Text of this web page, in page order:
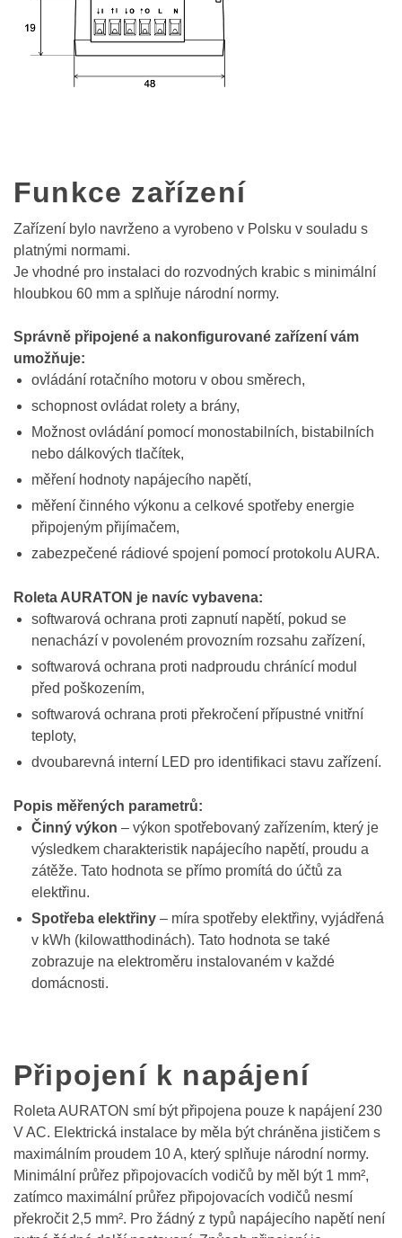
Funkce zařízení
Zařízení bylo navrženo a vyrobeno v Polsku v souladu s
platnými normami.
Je vhodné pro instalaci do rozvodných krabic s minimální
hloubkou 60 mm a splňuje národní normy.
Správně připojené a nakonfigurované zařízení vám
umožňuje:
ovládání rotačního motoru v obou směrech,
schopnost ovládat rolety a brány,
Možnost ovládání pomocí monostabilních, bistabilních
nebo dálkových tlačítek,
měření hodnoty napájecího napětí,
měření činného výkonu a celkové spotřeby energie
připojeným přijímačem,
zabezpečené rádiové spojení pomocí protokolu AURA.
Roleta AURATON je navíc vybavena:
softwarová ochrana proti zapnutí napětí, pokud se
nenachází v povoleném provozním rozsahu zařízení,
softwarová ochrana proti nadproudu chránící modul
před poškozením,
softwarová ochrana proti překročení přípustné vnitřní
teploty,
dvoubarevná interní LED pro identifikaci stavu zařízení.
Popis měřených parametrů:
Činný výkon – výkon spotřebovaný zařízením, který je
výsledkem charakteristik napájecího napětí, proudu a
zátěže. Tato hodnota se přímo promítá do účtů za
elektřinu.
Spotřeba elektřiny – míra spotřeby elektřiny, vyjádřená
v kWh (kilowatthodinách). Tato hodnota se také
zobrazuje na elektroměru instalovaném v každé
domácnosti.
Připojení k napájení
Roleta AURATON smí být připojena pouze k napájení 230
V AC. Elektrická instalace by měla být chráněna jističem s
maximálním proudem 10 A, který splňuje národní normy.
Minimální průřez připojovacích vodičů by měl být 1 mm²,
zatímco maximální průřez připojovacích vodičů nesmí
překročit 2,5 mm². Pro žádný z typů napájecího napětí není